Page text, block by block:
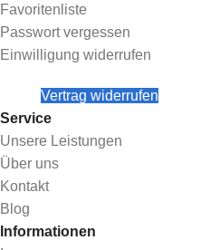
Favoritenliste
Passwort vergessen
Einwilligung widerrufen
Vertrag widerrufen
Service
Unsere Leistungen
Über uns
Kontakt
Blog
Informationen